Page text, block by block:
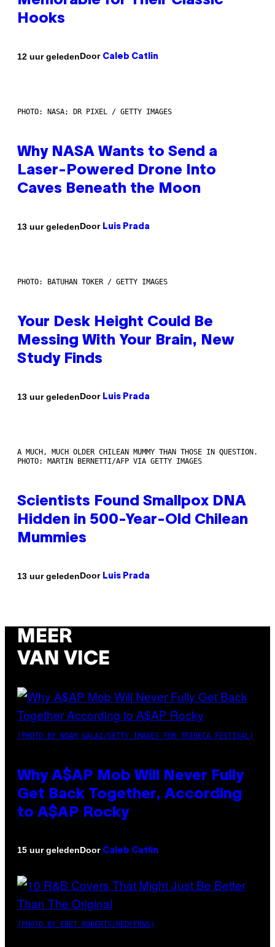
Hooks
12 uur geledenDoor Caleb Catlin
PHOTO: NASA; DR PIXEL / GETTY IMAGES
Why NASA Wants to Send a
Laser-Powered Drone Into
Caves Beneath the Moon
13 uur geledenDoor Luis Prada
PHOTO: BATUHAN TOKER / GETTY IMAGES
Your Desk Height Could Be
Messing With Your Brain, New
Study Finds
13 uur geledenDoor Luis Prada
A MUCH, MUCH OLDER CHILEAN MUMMY THAN THOSE IN QUESTION.
PHOTO: MARTIN BERNETTI/AFP VIA GETTY IMAGES
Scientists Found Smallpox DNA
Hidden in 500-Year-Old Chilean
Mummies
13 uur geledenDoor Luis Prada
MEER
VAN VICE
(PHOTO BY NOAM GALAI/GETTY IMAGES FOR TRIBECA FESTIVAL)
Why A$AP Mob Will Never Fully
Get Back Together, According
to A$AP Rocky
15 uur geledenDoor Caleb Catlin
(PHOTO BY EBET ROBERTS/REDFERNS)